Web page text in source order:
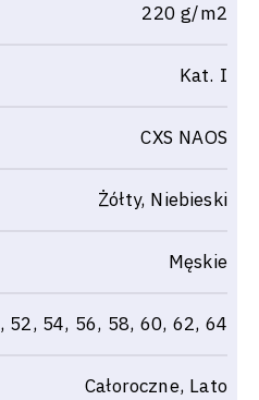
220 g/m2
Kat. I
CXS NAOS
Żółty, Niebieski
Męskie
52, 54, 56, 58, 60, 62, 64
Całoroczne, Lato